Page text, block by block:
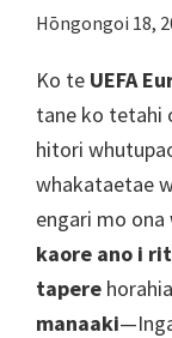
UEFA,
Wembley
Rānana,
Manchester,
Cardiff,
Paaka
Villa
Hōngongoi 18,
Ko te UEFA
tane ko tetahi
hitori
whakataetae
engari mo ona
kaore ano i
tapere
manaaki